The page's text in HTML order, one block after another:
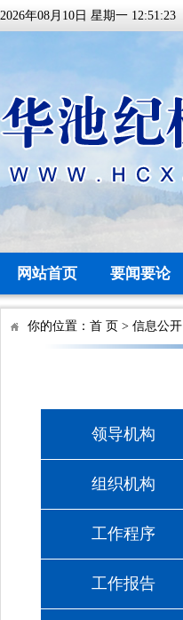
2026年08月10日 星期一 12:51:23
网站首页 要闻要论
你的位置： 首 页 > 信息公开
领导机构
组织机构
工作程序
工作报告